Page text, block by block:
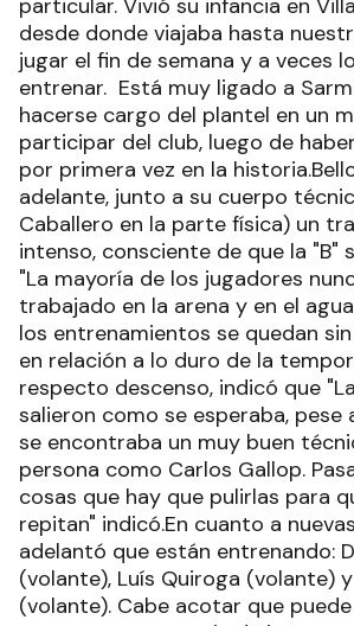
particular. Vivió su infancia en
desde donde viajaba hasta
jugar el fin de semana y a veces
entrenar. Está muy ligado a
hacerse cargo del plantel en un
participar del club, luego de
por primera vez en la
adelante, junto a su cuerpo
Caballero en la parte física) un
intenso, consciente de que la "B"
"La mayoría de los jugadores
trabajado en la arena y en el
los entrenamientos se quedan
en relación a lo duro de la
respecto descenso, indicó que
salieron como se esperaba, pese
se encontraba un muy buen
persona como Carlos Gallop.
cosas que hay que pulirlas para
repitan" indicó.En cuanto a
adelantó que están entrenando:
(volante), Luís Quiroga (volante)
(volante). Cabe acotar que